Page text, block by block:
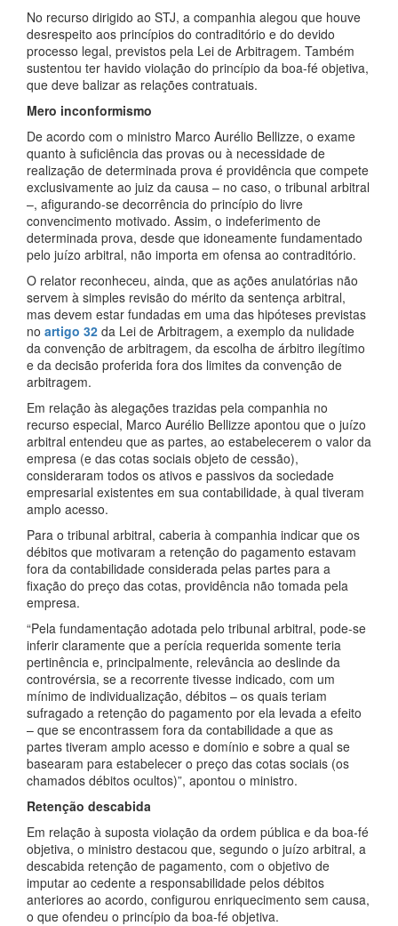
No recurso dirigido ao STJ, a companhia alegou que houve
desrespeito aos princípios do contraditório e do devido
processo legal, previstos pela Lei de Arbitragem. Também
sustentou ter havido violação do princípio da boa-fé objetiva,
que deve balizar as relações contratuais.
Mero inconformismo
De acordo com o ministro Marco Aurélio Bellizze, o exame
quanto à suficiência das provas ou à necessidade de
realização de determinada prova é providência que compete
exclusivamente ao juiz da causa – no caso, o tribunal arbitral
–, afigurando-se decorrência do princípio do livre
convencimento motivado. Assim, o indeferimento de
determinada prova, desde que idoneamente fundamentado
pelo juízo arbitral, não importa em ofensa ao contraditório.
O relator reconheceu, ainda, que as ações anulatórias não
servem à simples revisão do mérito da sentença arbitral,
mas devem estar fundadas em uma das hipóteses previstas
no artigo 32 da Lei de Arbitragem, a exemplo da nulidade
da convenção de arbitragem, da escolha de árbitro ilegítimo
e da decisão proferida fora dos limites da convenção de
arbitragem.
Em relação às alegações trazidas pela companhia no
recurso especial, Marco Aurélio Bellizze apontou que o juízo
arbitral entendeu que as partes, ao estabelecerem o valor da
empresa (e das cotas sociais objeto de cessão),
consideraram todos os ativos e passivos da sociedade
empresarial existentes em sua contabilidade, à qual tiveram
amplo acesso.
Para o tribunal arbitral, caberia à companhia indicar que os
débitos que motivaram a retenção do pagamento estavam
fora da contabilidade considerada pelas partes para a
fixação do preço das cotas, providência não tomada pela
empresa.
“Pela fundamentação adotada pelo tribunal arbitral, pode-se
inferir claramente que a perícia requerida somente teria
pertinência e, principalmente, relevância ao deslinde da
controvérsia, se a recorrente tivesse indicado, com um
mínimo de individualização, débitos – os quais teriam
sufragado a retenção do pagamento por ela levada a efeito
– que se encontrassem fora da contabilidade a que as
partes tiveram amplo acesso e domínio e sobre a qual se
basearam para estabelecer o preço das cotas sociais (os
chamados débitos ocultos)”, apontou o ministro.
Retenção descabida
Em relação à suposta violação da ordem pública e da boa-fé
objetiva, o ministro destacou que, segundo o juízo arbitral, a
descabida retenção de pagamento, com o objetivo de
imputar ao cedente a responsabilidade pelos débitos
anteriores ao acordo, configurou enriquecimento sem causa,
o que ofendeu o princípio da boa-fé objetiva.